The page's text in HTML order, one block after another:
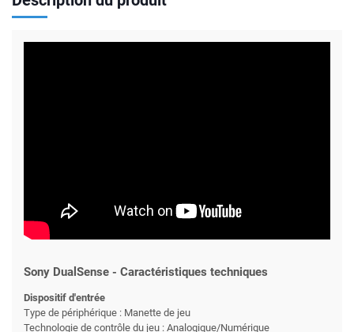
Sony DualSense - Caractéristiques techniques
Dispositif d'entrée
Type de périphérique : Manette de jeu
Technologie de contrôle du jeu : Analogique/Numérique